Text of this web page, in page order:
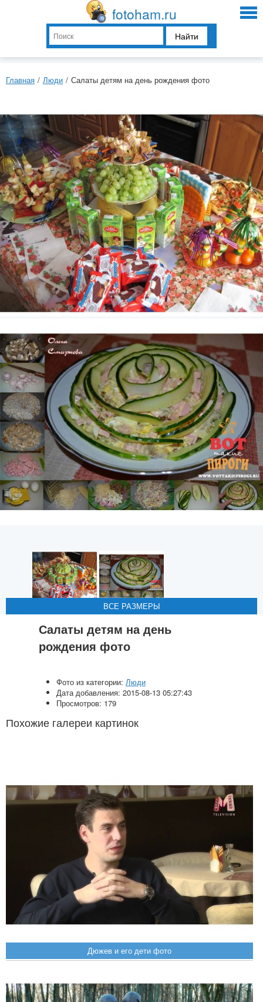
fotoham.ru
Найти
Главная / Люди / Салаты детям на день рождения фото
ВСЕ РАЗМЕРЫ
ВСЕ РАЗМЕРЫ
ВСЕ РАЗМЕРЫ
ВСЕ РАЗМЕРЫ
ВСЕ РАЗМЕРЫ
Салаты детям на день
рождения фото
Фото из категории: Люди
Дата добавления: 2015-08-13 05:27:43
Просмотров: 179
Похожие галереи картинок
Дюжев и его дети фото